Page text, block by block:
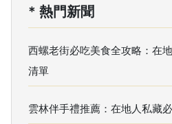
* 熱門新聞
西螺老街必吃美食全攻略：在
清單
雲林伴手禮推薦：在地人私藏